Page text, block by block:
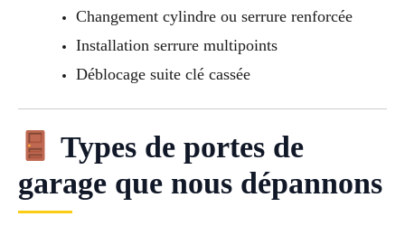
Changement cylindre ou serrure renforcée
Installation serrure multipoints
Déblocage suite clé cassée
Types de portes de
garage que nous dépannons